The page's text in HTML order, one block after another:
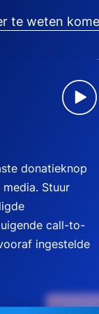
te weten
donatieknop
Stuur
call-to-
ingestelde